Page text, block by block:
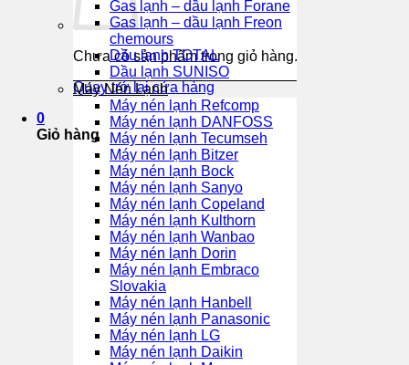
Chưa có sản phẩm trong giỏ hàng.
Quay trở lại cửa hàng
0
Giỏ hàng
Gas lạnh – dầu lạnh Forane
Gas lạnh – dầu lạnh Freon
chemours
Dầu lạnh TOTAL
Dầu lạnh SUNISO
Máy Nén Lạnh
Máy nén lạnh Refcomp
Máy nén lạnh DANFOSS
Máy nén lạnh Tecumseh
Máy nén lạnh Bitzer
Máy nén lạnh Bock
Máy nén lạnh Sanyo
Máy nén lạnh Copeland
Máy nén lạnh Kulthorn
Máy nén lạnh Wanbao
Máy nén lạnh Dorin
Máy nén lạnh Embraco
Slovakia
Máy nén lạnh Hanbell
Máy nén lạnh Panasonic
Máy nén lạnh LG
Máy nén lạnh Daikin